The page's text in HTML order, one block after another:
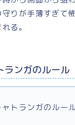
りが手薄すぎて
る。
ランガのルール
トランガのルー